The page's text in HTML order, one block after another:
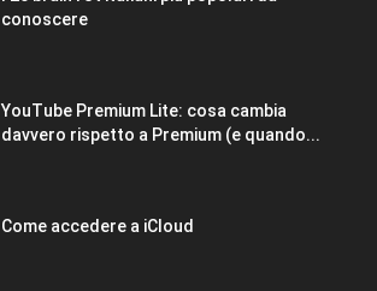
conoscere
YouTube Premium Lite: cosa cambia
davvero rispetto a Premium (e quando...
Come accedere a iCloud